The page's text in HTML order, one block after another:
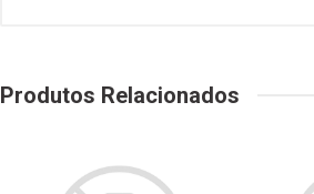
Produtos Relacionados